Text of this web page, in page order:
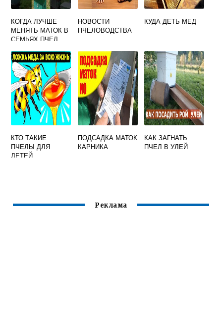
КОГДА ЛУЧШЕ
МЕНЯТЬ МАТОК В
СЕМЬЯХ ПЧЕЛ
НОВОСТИ
ПЧЕЛОВОДСТВА
КУДА ДЕТЬ МЕД
КТО ТАКИЕ
ПЧЕЛЫ ДЛЯ
ДЕТЕЙ
ПОДСАДКА МАТОК
КАРНИКА
КАК ЗАГНАТЬ
ПЧЕЛ В УЛЕЙ
Реклама